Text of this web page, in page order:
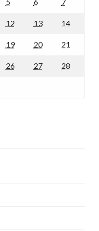
5 6 7
12 13 14
19 20 21
26 27 28